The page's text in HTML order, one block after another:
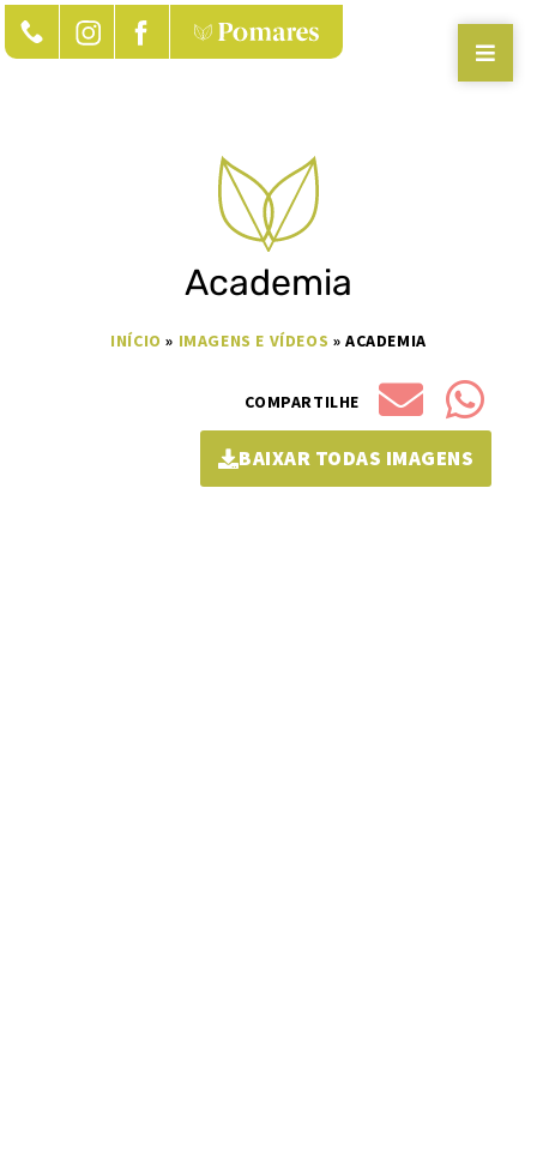
Academia
INÍCIO » IMAGENS E VÍDEOS »ACADEMIA
COMPARTILHE
BAIXAR TODAS IMAGENS